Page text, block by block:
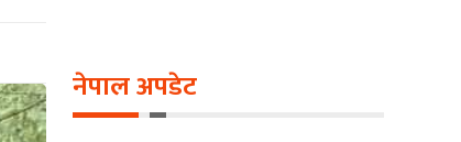
नेपाल अपडेट